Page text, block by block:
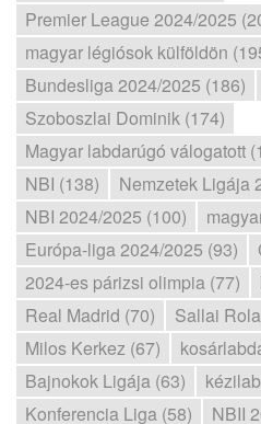
Premier League 2024/2025
magyar légiósok külföldön
Bundesliga 2024/2025 (186)
Szoboszlai Dominik (174)
Magyar labdarúgó válogatott
NBI (138)
Nemzetek Ligája
NBI 2024/2025 (100)
Európa-liga 2024/2025 (93)
2024-es párizsi olimpia (77)
Real Madrid (70)
Sallai
Milos Kerkez (67)
Bajnokok Ligája (63)
Konferencia Liga (58)
NBII